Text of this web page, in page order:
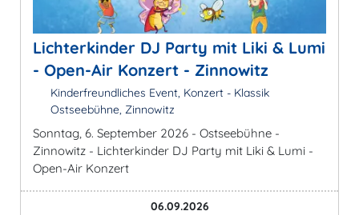
Lichterkinder DJ Party mit Liki & Lumi
- Open-Air Konzert - Zinnowitz
Kinderfreundliches Event, Konzert - Klassik
Ostseebühne, Zinnowitz
Sonntag, 6. September 2026 - Ostseebühne -
Zinnowitz - Lichterkinder DJ Party mit Liki & Lumi -
Open-Air Konzert
06.09.2026